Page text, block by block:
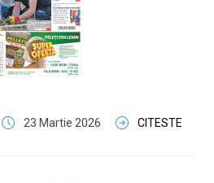
23 Martie 2026 CITESTE